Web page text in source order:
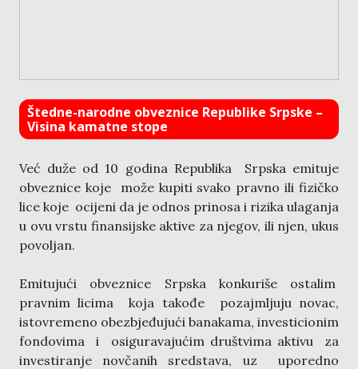
Štedne-narodne obveznice Republike Srpske –
Visina kamatne stope
Već duže od 10 godina Republika Srpska emituje
obveznice koje može kupiti svako pravno ili fizičko
lice koje ocijeni da je odnos prinosa i rizika ulaganja
u ovu vrstu finansijske aktive za njegov, ili njen, ukus
povoljan.
Emitujući obveznice Srpska konkuriše ostalim
pravnim licima koja takođe pozajmljuju novac,
istovremeno obezbjeđujući banakama, investicionim
fondovima i osiguravajućim društvima aktivu za
investiranje novčanih sredstava, uz uporedno